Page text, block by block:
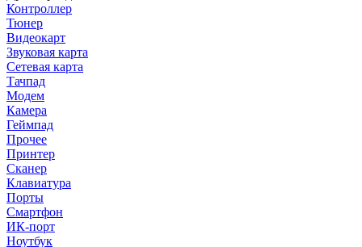
Контроллер
Тюнер
Видеокарт
Звуковая карта
Сетевая карта
Тачпад
Модем
Камера
Геймпад
Прочее
Принтер
Сканер
Клавиатура
Порты
Смартфон
ИК-порт
Ноутбук